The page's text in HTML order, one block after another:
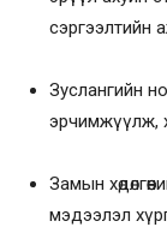
сэргээлтийн
Зуслангийн
эрчимжүүлж,
Замын
мэдээлэл